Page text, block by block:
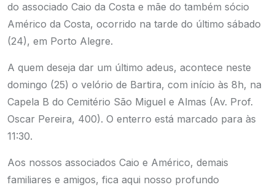
do associado Caio da Costa e mãe do também sócio
Américo da Costa, ocorrido na tarde do último sábado
(24), em Porto Alegre.
A quem deseja dar um último adeus, acontece neste
domingo (25) o velório de Bartira, com início às 8h, na
Capela B do Cemitério São Miguel e Almas (Av. Prof.
Oscar Pereira, 400). O enterro está marcado para às
11:30.
Aos nossos associados Caio e Américo, demais
familiares e amigos, fica aqui nosso profundo